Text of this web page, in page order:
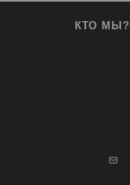
КТО МЫ?